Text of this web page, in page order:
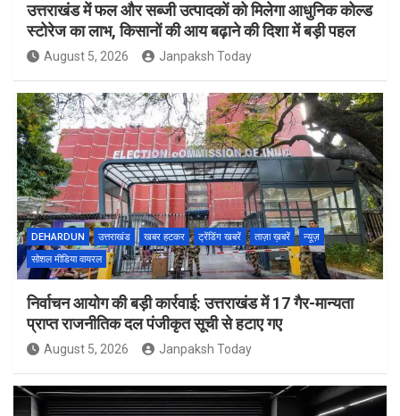
उत्तराखंड में फल और सब्जी उत्पादकों को मिलेगा आधुनिक कोल्ड
स्टोरेज का लाभ, किसानों की आय बढ़ाने की दिशा में बड़ी पहल
August 5, 2026 Janpaksh Today
DEHARDUN उत्तराखंड खबर हटकर ट्रेंडिंग खबरें ताज़ा ख़बरें
न्यूज़
सोशल मीडिया वायरल
निर्वाचन आयोग की बड़ी कार्रवाई: उत्तराखंड में 17 गैर-मान्यता
प्राप्त राजनीतिक दल पंजीकृत सूची से हटाए गए
August 5, 2026 Janpaksh Today